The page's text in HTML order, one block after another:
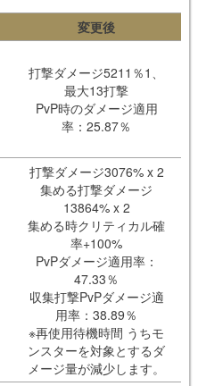
変更後
打撃ダメージ5211％1、
最大13打撃
PvP時のダメージ適用
率：25.87％
打撃ダメージ3076% x 2
集める打撃ダメージ
13864% x 2
集める時クリティカル確
率+100%
PvPダメージ適用率：
47.33％
収集打撃PvPダメージ適
用率：38.89％
※再使用待機時間 うちモ
ンスターを対象とするダ
メージ量が減少します。